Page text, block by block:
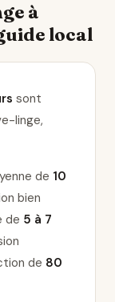
à
local
sont
linge,
de 10
bien
de 5 à 7
de 80